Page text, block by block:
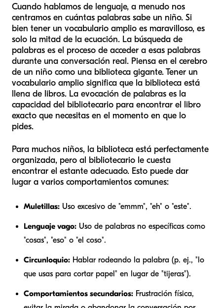
Cuando hablamos de lenguaje, a menudo nos
centramos en cuántas palabras sabe un niño. Si
bien tener un vocabulario amplio es maravilloso, es
solo la mitad de la ecuación. La búsqueda de
palabras es el proceso de acceder a esas palabras
durante una conversación real. Piensa en el cerebro
de un niño como una biblioteca gigante. Tener un
vocabulario amplio significa que la biblioteca está
llena de libros. La evocación de palabras es la
capacidad del bibliotecario para encontrar el libro
exacto que necesitas en el momento en que lo
pides.
Para muchos niños, la biblioteca está perfectamente
organizada, pero al bibliotecario le cuesta
encontrar el estante adecuado. Esto puede dar
lugar a varios comportamientos comunes:
Muletillas: Uso excesivo de "emmm", "eh" o "este".
Lenguaje vago: Uso de palabras no específicas como
"cosas", "eso" o "el coso".
Circunloquio: Hablar rodeando la palabra (p. ej., "lo
que usas para cortar papel" en lugar de "tijeras").
Comportamientos secundarios: Frustración física,